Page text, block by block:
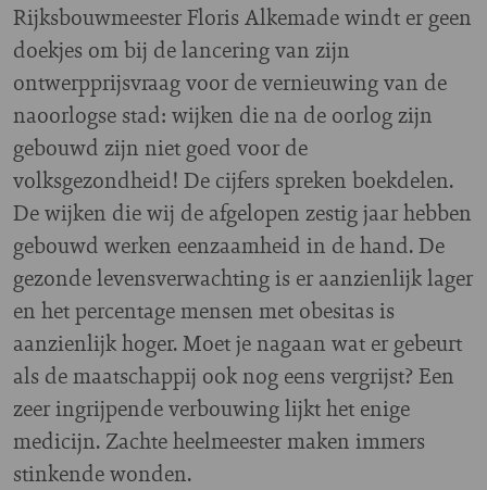
Rijksbouwmeester Floris Alkemade windt er geen
doekjes om bij de lancering van zijn
ontwerpprijsvraag voor de vernieuwing van de
naoorlogse stad: wijken die na de oorlog zijn
gebouwd zijn niet goed voor de
volksgezondheid! De cijfers spreken boekdelen.
De wijken die wij de afgelopen zestig jaar hebben
gebouwd werken eenzaamheid in de hand. De
gezonde levensverwachting is er aanzienlijk lager
en het percentage mensen met obesitas is
aanzienlijk hoger. Moet je nagaan wat er gebeurt
als de maatschappij ook nog eens vergrijst? Een
zeer ingrijpende verbouwing lijkt het enige
medicijn. Zachte heelmeester maken immers
stinkende wonden.